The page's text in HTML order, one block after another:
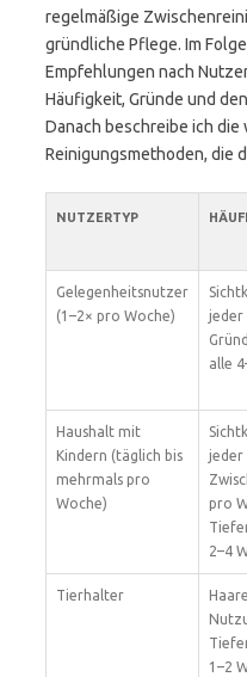
regelmäßige
gründliche Pflege. Im
Empfehlungen nach
Häufigkeit, Gründe und
Danach beschreibe ich die
Reinigungsmethoden, die
NUTZERTYP
Gelegenheitsnutzer
(1–2× pro Woche)
jeder
alle
Haushalt mit
Kindern (täglich bis
mehrmals pro
Woche)
jeder
pro
2–4
Tierhalter
1–2